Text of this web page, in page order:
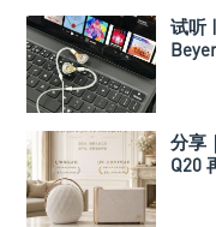
试听
分享
Q20